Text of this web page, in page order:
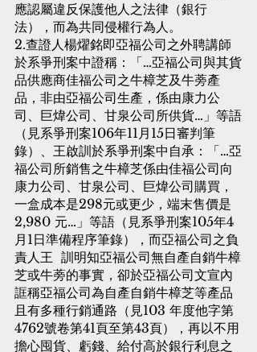
應認屬違反保護他人之法律（銀行
法），而為共同侵權行為人。
2.查證人楊燿銘即亞福公司之外聘講師
於系爭刑案中證稱：「…亞福公司與其貨
品供應商佳福公司之牛樟芝及牛蒡產
品，非由亞福公司生產，係由康力公
司、巨煒公司、甘泉公司所供貨…」等語
（見系爭刑案106年11月15日審判筆
錄）、王啟訓於系爭刑案中自承：「…亞
福公司所銷售之牛樟芝係由佳福公司向
康力公司、甘泉公司、巨煒公司購買，
一盒成本是298元或更少，端末售價是
2,980 元…」等語（見系爭刑案105年4
月1日準備程序筆錄），而亞福公司之負
責人王  訓明知亞福公司無自產自銷牛樟
芝或牛蒡的事實，卻於亞福公司文宣內
誆稱亞福公司為自產自銷牛樟芝等產品
且有多種行銷通路（見103 年度他字第
4762號卷第41頁至第43頁），再以不用
擔心囤貨、虧錢、給付高於銀行利息之